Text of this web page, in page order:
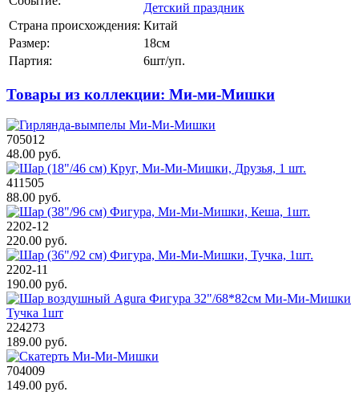
Детский праздник
Страна происхождения: Китай
Размер:
18см
Партия:
6шт/уп.
Товары из коллекции: Ми-ми-Мишки
705012
48.00 руб.
411505
88.00 руб.
2202-12
220.00 руб.
2202-11
190.00 руб.
224273
189.00 руб.
704009
149.00 руб.